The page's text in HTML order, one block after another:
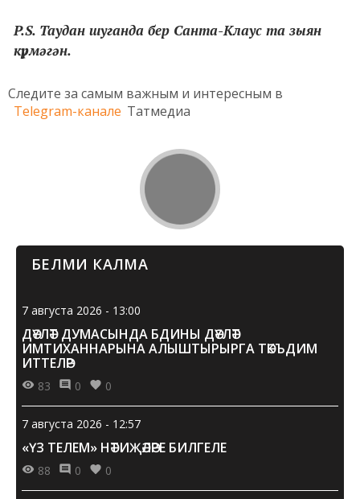
P.S. Таудан шуганда бер Санта-Клаус та зыян
күрмәгән.
Следите за самым важным и интересным в
Telegram-канале Татмедиа
БЕЛМИ КАЛМА
7 августа 2026 - 13:00
ДӘҮЛӘТ ДУМАСЫНДА БДИНЫ ДӘҮЛӘТ
ИМТИХАННАРЫНА АЛЫШТЫРЫРГА ТӘКЪДИМ
ИТТЕЛӘР
83 0 0
7 августа 2026 - 12:57
«ҮЗ ТЕЛЕМ» НӘТИҖӘЛӘРЕ БИЛГЕЛЕ
88 0 0